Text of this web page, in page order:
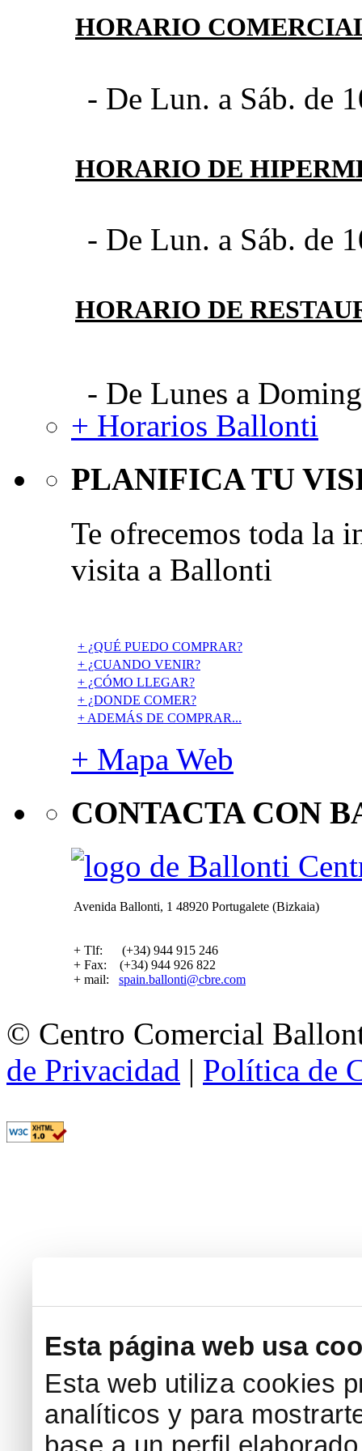
Esta página web usa
Esta web utiliza cookies
analíticos y para
base a un perfil
HORARIO
- De Lun. a Sáb. de
HORARIO DE
- De Lun. a Sáb. de
HORARIO DE
- De Lunes a
+ Horarios Ballonti
PLANIFICA TU
Te ofrecemos toda la
visita a Ballonti
+ ¿QUÉ PUEDO COMPRAR?
+ ¿CUANDO VENIR?
+ ¿CÓMO LLEGAR?
+ ¿DONDE COMER?
+ ADEMÁS DE COMPRAR...
+ Mapa Web
CONTACTA CON
Avenida Ballonti, 1 48920 Portugalete (Bizkaia)
+ Tlf: (+34) 944 915 246
+ Fax: (+34) 944 926 822
+ mail: spain.ballonti@cbre.com
© Centro Comercial
de Privacidad | Política de